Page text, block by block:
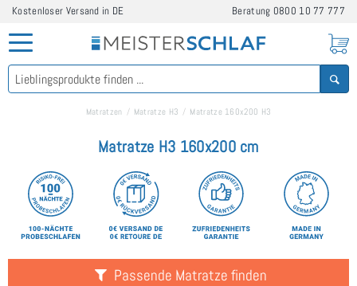
Kostenloser Versand in DE Beratung 0800 10 77 777
Matratzen Matratze H3 Matratze 160x200 H3
Matratze H3 160x200 cm
Passende Matratze finden